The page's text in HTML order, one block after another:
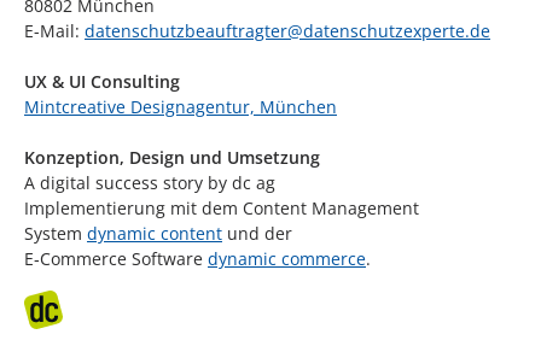
80802 München
E-Mail: datenschutzbeauftragter@datenschutzexperte.de
UX & UI Consulting
Mintcreative Designagentur, München
Konzeption, Design und Umsetzung
A digital success story by dc ag
Implementierung mit dem Content Management
System dynamic content und der
E‑Commerce Software dynamic commerce.